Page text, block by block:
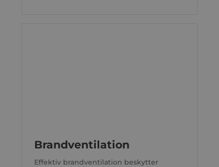
Brandventilation
Effektiv brandventilation beskytter